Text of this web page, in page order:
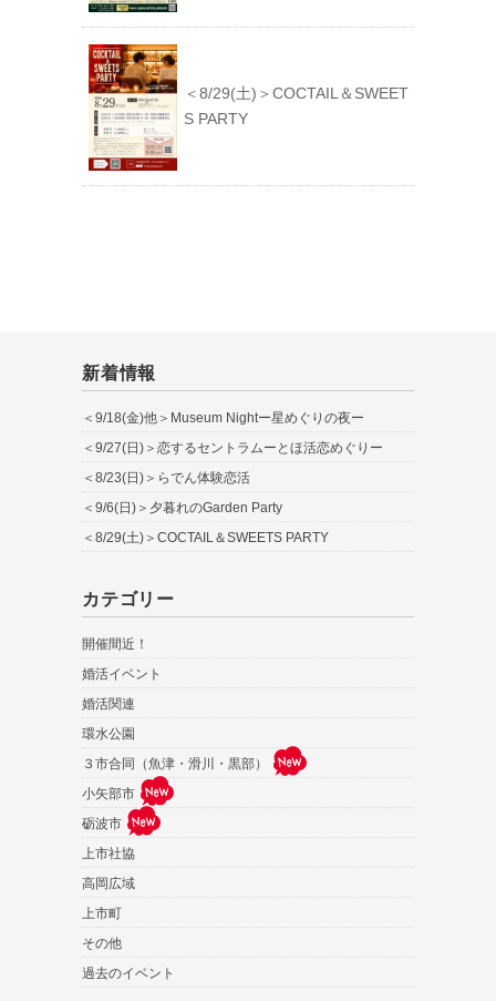
＜8/29(土)＞COCTAIL＆SWEET
S PARTY
新着情報
＜9/18(金)他＞Museum Nightー星めぐりの夜ー
＜9/27(日)＞恋するセントラムーとほ活恋めぐりー
＜8/23(日)＞らでん体験恋活
＜9/6(日)＞夕暮れのGarden Party
＜8/29(土)＞COCTAIL＆SWEETS PARTY
カテゴリー
開催間近！
婚活イベント
婚活関連
環水公園
３市合同（魚津・滑川・黒部）
小矢部市
砺波市
上市社協
高岡広域
上市町
その他
過去のイベント